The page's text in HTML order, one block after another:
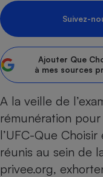
Suivez-
Ajouter Que
à mes sources
A la veille de
rémunération
l’UFC-Que
réunis au sein de
privee.org,
Choisir son fioul
Choisir son pellet
Comparateur
Energie Moins
Tous les
Toutes les cartes